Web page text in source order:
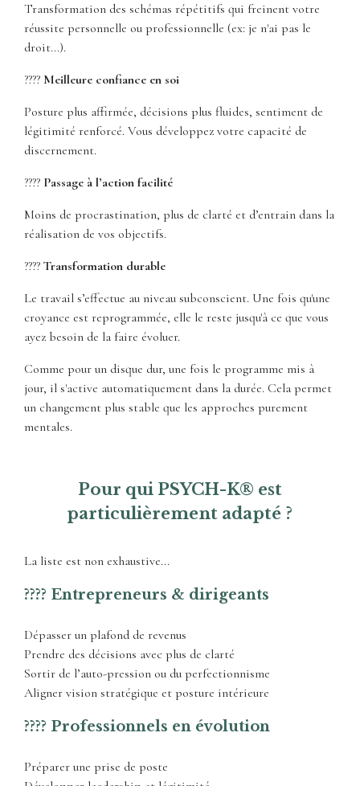
Transformation des schémas répétitifs qui freinent votre
réussite personnelle ou professionnelle (ex: je n'ai pas le
droit...).
???? Meilleure confiance en soi
Posture plus affirmée, décisions plus fluides, sentiment de
légitimité renforcé. Vous développez votre capacité de
discernement.
???? Passage à l’action facilité
Moins de procrastination, plus de clarté et d’entrain dans la
réalisation de vos objectifs.
???? Transformation durable
Le travail s’effectue au niveau subconscient. Une fois qu'une
croyance est reprogrammée, elle le reste jusqu'à ce que vous
ayez besoin de la faire évoluer.
Comme pour un disque dur, une fois le programme mis à
jour, il s'active automatiquement dans la durée. Cela permet
un changement plus stable que les approches purement
mentales.
Pour qui PSYCH-K® est
particulièrement adapté ?
La liste est non exhaustive...
???? Entrepreneurs & dirigeants
Dépasser un plafond de revenus
Prendre des décisions avec plus de clarté
Sortir de l’auto-pression ou du perfectionnisme
Aligner vision stratégique et posture intérieure
???? Professionnels en évolution
Préparer une prise de poste